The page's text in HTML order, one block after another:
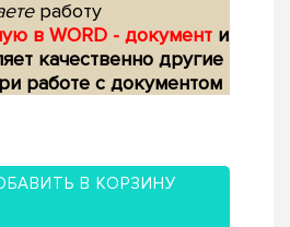
работу
в WORD - документ и
качественно другие
работе с документом
В КОРЗИНУ